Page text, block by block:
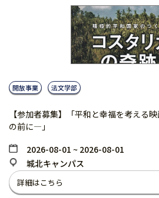
開放事業 法文学部
【参加者募集】「平和と幸福を考える
の前に―」
2026-08-01 ~ 2026-08-01
城北キャンパス
詳細はこちら